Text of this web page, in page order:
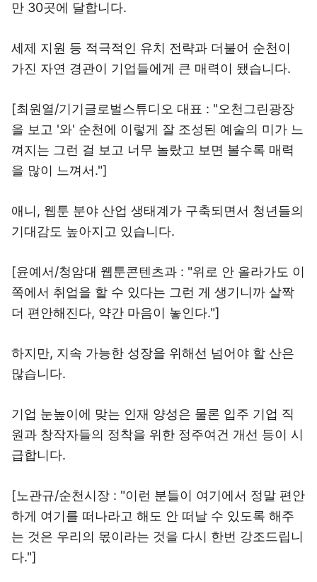
만 30곳에 달합니다.
세제 지원 등 적극적인 유치 전략과 더불어 순천이
가진 자연 경관이 기업들에게 큰 매력이 됐습니다.
[최원열/기기글로벌스튜디오 대표 : "오천그린광장
을 보고 '와' 순천에 이렇게 잘 조성된 예술의 미가 느
껴지는 그런 걸 보고 너무 놀랐고 보면 볼수록 매력
을 많이 느껴서."]
애니, 웹툰 분야 산업 생태계가 구축되면서 청년들의
기대감도 높아지고 있습니다.
[윤예서/청암대 웹툰콘텐츠과 : "위로 안 올라가도 이
쪽에서 취업을 할 수 있다는 그런 게 생기니까 살짝
더 편안해진다, 약간 마음이 놓인다."]
하지만, 지속 가능한 성장을 위해선 넘어야 할 산은
많습니다.
기업 눈높이에 맞는 인재 양성은 물론 입주 기업 직
원과 창작자들의 정착을 위한 정주여건 개선 등이 시
급합니다.
[노관규/순천시장 : "이런 분들이 여기에서 정말 편안
하게 여기를 떠나라고 해도 안 떠날 수 있도록 해주
는 것은 우리의 몫이라는 것을 다시 한번 강조드립니
다."]